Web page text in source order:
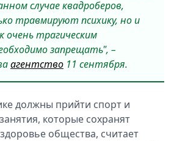
случае квадроберов,
травмируют психику, но и
очень трагическим
запрещать", –
агентство 11 сентября.
должны прийти спорт и
которые сохранят
общества, считает